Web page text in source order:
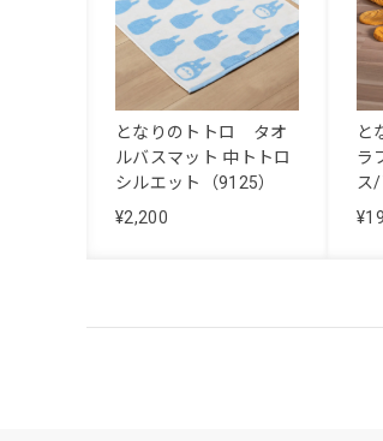
となりのトトロ タオ
ルバスマット 中トトロ
シルエット（9125）
¥2,200
と
ラ
ス/